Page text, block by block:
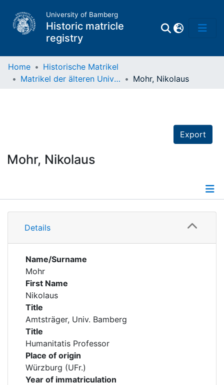
University of Bamberg
Historic matricle
registry
Home
Historische Matrikel
Matrikel der älteren Universität
Mohr, Nikolaus
Export
Mohr, Nikolaus
Details
Details
Name/Surname
Mohr
First Name
Nikolaus
Title
Amtsträger, Univ. Bamberg
Title
Humanitatis Professor
Place of origin
Würzburg (UFr.)
Year of immatriculation